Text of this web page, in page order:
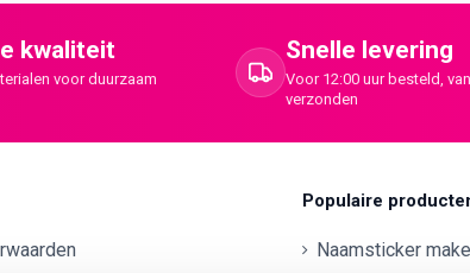
kwaliteit
voor duurzaam
Snelle levering
Voor 12:00 uur besteld,
verzonden
Populaire
Naamsticker